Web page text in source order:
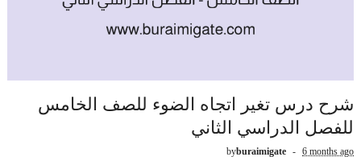
شرح درس تغير اتجاه الضوء للصف الخامس
للفصل الدراسي الثاني
byburaimigate 6 months ago